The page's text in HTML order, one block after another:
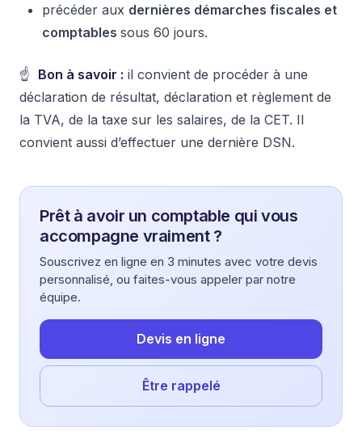
précéder aux dernières démarches fiscales et
comptables sous 60 jours.
☝️ Bon à savoir : il convient de procéder à une
déclaration de résultat, déclaration et règlement de
la TVA, de la taxe sur les salaires, de la CET. Il
convient aussi d’effectuer une dernière DSN.
Prêt à avoir un comptable qui vous
accompagne vraiment ?
Souscrivez en ligne en 3 minutes avec votre devis
personnalisé, ou faites-vous appeler par notre
équipe.
Devis en ligne
Être rappelé